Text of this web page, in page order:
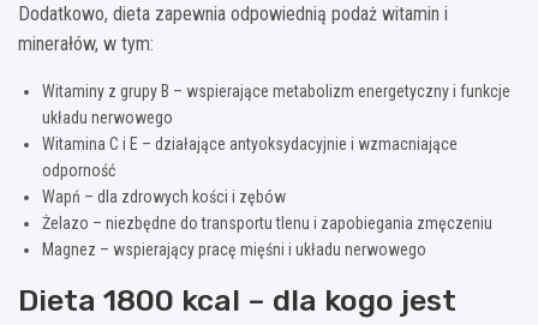
Dodatkowo, dieta zapewnia odpowiednią podaż witamin i
minerałów, w tym:
Witaminy z grupy B – wspierające metabolizm energetyczny i funkcje
układu nerwowego
Witamina C i E – działające antyoksydacyjnie i wzmacniające
odporność
Wapń – dla zdrowych kości i zębów
Żelazo – niezbędne do transportu tlenu i zapobiegania zmęczeniu
Magnez – wspierający pracę mięśni i układu nerwowego
Dieta 1800 kcal – dla kogo jest